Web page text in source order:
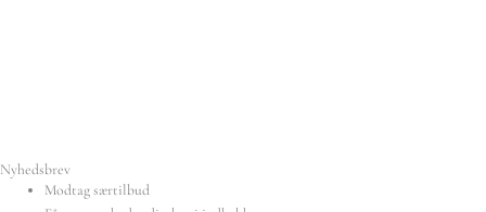
Nyhedsbrev
Modtag særtilbud